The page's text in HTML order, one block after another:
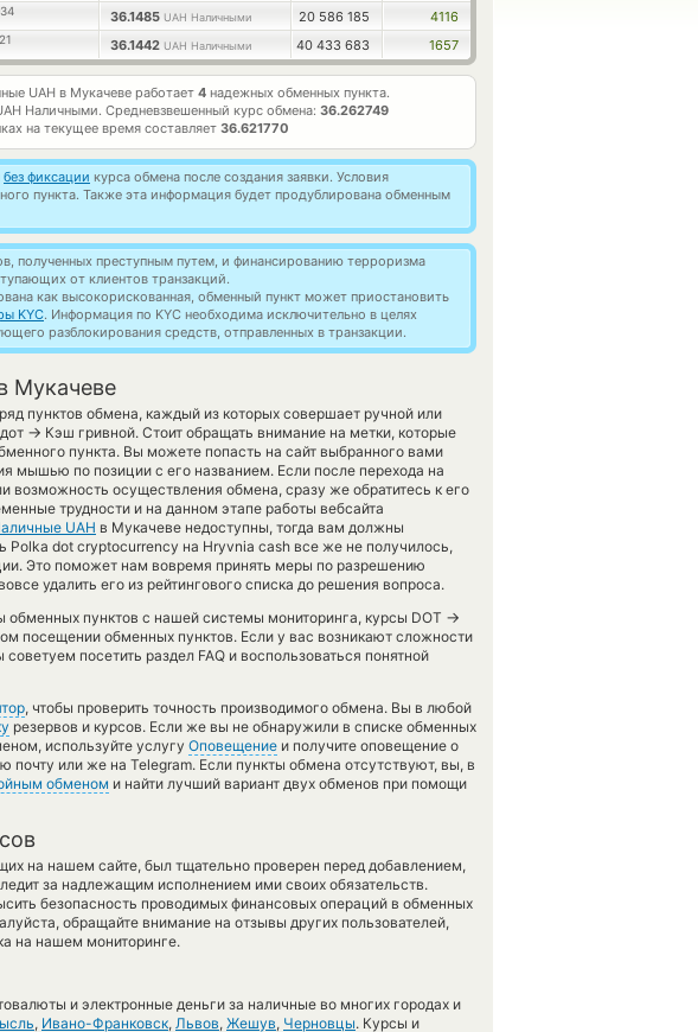
36.1485 UAH Наличными 20 586 185
4116
36.1442 UAH Наличными 40 433 683 1657
UAH в Мукачеве работает 4 надежных обменных пункта.
Наличными. Средневзвешенный курс обмена: 36.262749
на текущее время составляет 36.621770
без фиксации курса обмена после создания заявки. Условия
пункта. Также эта информация будет продублирована обменным
полученных преступным путем, и финансированию терроризма
от клиентов транзакций.
как высокорискованная, обменный пункт может приостановить
KYC. Информация по KYC необходима исключительно в целях
разблокирования средств, отправленных в транзакции.
Мукачеве
пунктов обмена, каждый из которых совершает ручной или
→ Кэш гривной. Стоит обращать внимание на метки, которые
пункта. Вы можете попасть на сайт выбранного вами
мышью по позиции с его названием. Если после перехода на
возможность осуществления обмена, сразу же обратитесь к его
трудности и на данном этапе работы вебсайта
UAH в Мукачеве недоступны, тогда вам должны
Polka dot cryptocurrency на Hryvnia cash все же не получилось,
Это поможет нам вовремя принять меры по разрешению
удалить его из рейтингового списка до решения вопроса.
обменных пунктов с нашей системы мониторинга, курсы DOT →
посещении обменных пунктов. Если у вас возникают сложности
посетить раздел FAQ и воспользоваться понятной
, чтобы проверить точность производимого обмена. Вы в любой
резервов и курсов. Если же вы не обнаружили в списке обменных
используйте услугу Оповещение и получите оповещение о
почту или же на Telegram. Если пункты обмена отсутствуют, вы, в
обменом и найти лучший вариант двух обменов при помощи
на нашем сайте, был тщательно проверен перед добавлением,
за надлежащим исполнением ими своих обязательств.
безопасность проводимых финансовых операций в обменных
обращайте внимание на отзывы других пользователей,
на нашем мониторинге.
и электронные деньги за наличные во многих городах и
, Ивано-Франковск, Львов, Жешув, Черновцы. Курсы и